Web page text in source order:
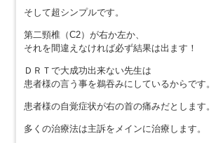
そして超シンプルです。
第二頸椎（C2）が右か左か、
それを間違えなければ必ず結果は出ます！
ＤＲＴで大成功出来ない先生は
患者様の言う事を鵜吞みにしているからです。
患者様の自覚症状が右の首の痛みだとします。
多くの治療法は主訴をメインに治療します。